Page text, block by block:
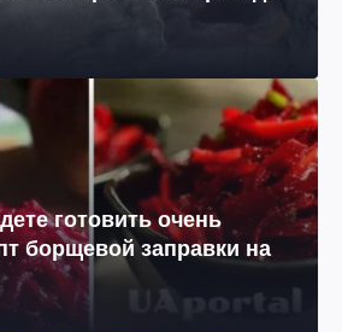
готовить очень
борщевой заправки на